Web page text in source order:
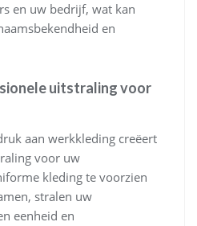
en uw bedrijf, wat kan
en
uitstraling voor
aan werkkleding creëert
voor uw
kleding te voorzien
stralen uw
eenheid en